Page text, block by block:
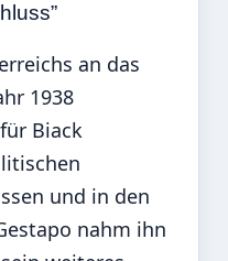
an das
1938
Biack
und in den
nahm ihn